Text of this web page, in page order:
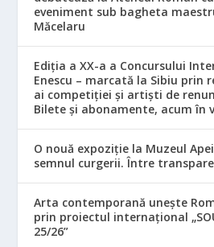
eveniment sub bagheta
Măcelaru
Ediția a XX-a a Concursului
Enescu – marcată la Sibiu prin
ai competiției și artiști de
Bilete și abonamente, acum în
O nouă expoziție la Muzeul
semnul curgerii. Între
Arta contemporană unește
prin proiectul internațional
25/26”